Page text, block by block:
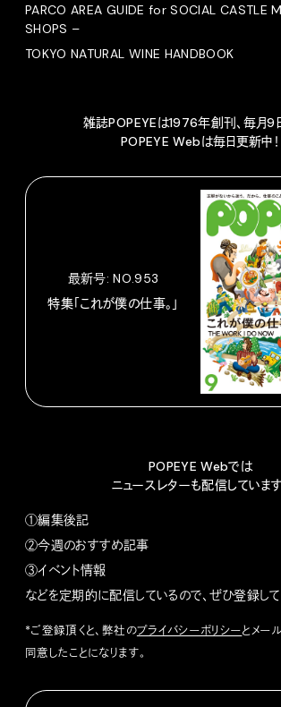
PARCO AREA GUIDE for SOCIAL CASTLE
SHOPS –
TOKYO NATURAL WINE HANDBOOK
雑誌POPEYEは1976年創刊、毎月9
POPEYE Webは毎日更新中！
最新号: NO.953
特集「これが僕の仕事。」
POPEYE Webでは
ニュースレターも配信しています
①編集後記
②今週のおすすめ記事
③イベント情報
などを定期的に配信しているので、ぜひ登録して
*ご登録頂くと、弊社のプライバシーポリシーとメー
同意したことになります。